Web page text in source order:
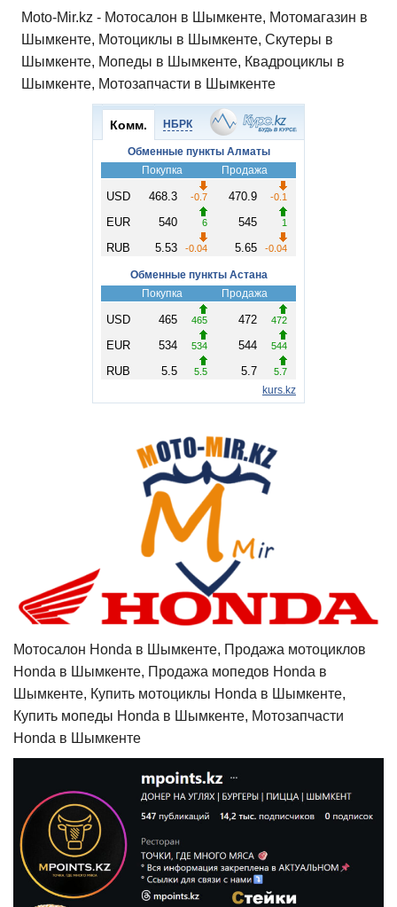
Moto-Mir.kz - Мотосалон в Шымкенте, Мотомагазин в
Шымкенте, Мотоциклы в Шымкенте, Скутеры в
Шымкенте, Мопеды в Шымкенте, Квадроциклы в
Шымкенте, Мотозапчасти в Шымкенте
Мотосалон Honda в Шымкенте, Продажа мотоциклов
Honda в Шымкенте, Продажа мопедов Honda в
Шымкенте, Купить мотоциклы Honda в Шымкенте,
Купить мопеды Honda в Шымкенте, Мотозапчасти
Honda в Шымкенте